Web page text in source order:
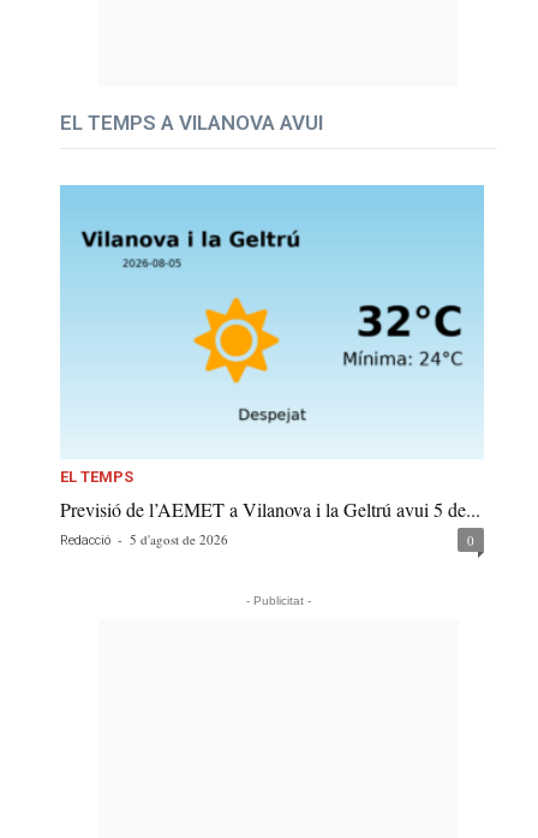
EL TEMPS A VILANOVA AVUI
EL TEMPS
Previsió de l’AEMET a Vilanova i la Geltrú avui 5 de...
Redacció - 5 d'agost de 2026 0
- Publicitat -